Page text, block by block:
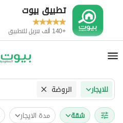
تطبيق بيوت
+140 ألف تنزيل للتطبيق
للايجار الروضة
شقة مدة الايجار